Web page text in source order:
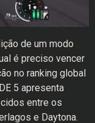
de um modo
é preciso vencer
no ranking global
5 apresenta
entre os
e Daytona.